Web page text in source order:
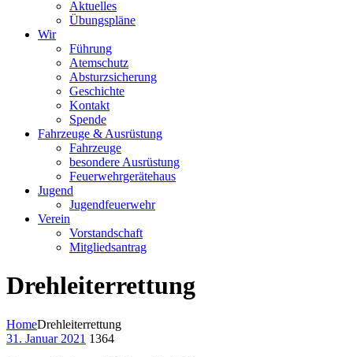
Aktuelles
Übungspläne
Wir
Führung
Atemschutz
Absturzsicherung
Geschichte
Kontakt
Spende
Fahrzeuge & Ausrüstung
Fahrzeuge
besondere Ausrüstung
Feuerwehrgerätehaus
Jugend
Jugendfeuerwehr
Verein
Vorstandschaft
Mitgliedsantrag
Drehleiterrettung
HomeDrehleiterrettung
31. Januar 2021 1364